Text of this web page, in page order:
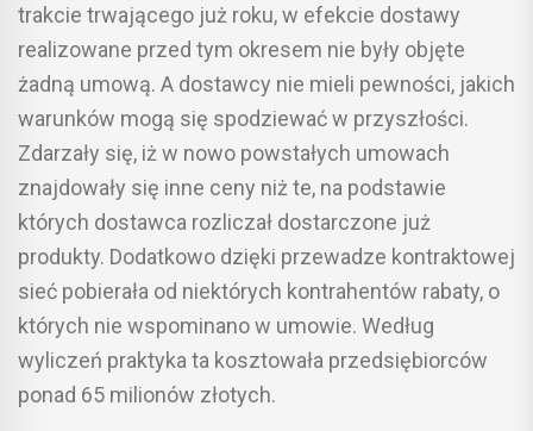
trakcie trwającego już roku, w efekcie dostawy
realizowane przed tym okresem nie były objęte
żadną umową. A dostawcy nie mieli pewności, jakich
warunków mogą się spodziewać w przyszłości.
Zdarzały się, iż w nowo powstałych umowach
znajdowały się inne ceny niż te, na podstawie
których dostawca rozliczał dostarczone już
produkty. Dodatkowo dzięki przewadze kontraktowej
sieć pobierała od niektórych kontrahentów rabaty, o
których nie wspominano w umowie. Według
wyliczeń praktyka ta kosztowała przedsiębiorców
ponad 65 milionów złotych.